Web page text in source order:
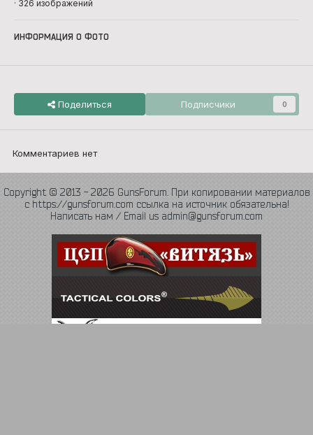
· 326 изображений
ИНФОРМАЦИЯ О ФОТО
Поделиться Подписчики 0
Комментариев нет
Copyright © 2013 - 2026 GunsForum. При копировании материалов
с https://gunsforum.com ссылка на источник обязательна!
Написать нам / Email us admin@gunsforum.com